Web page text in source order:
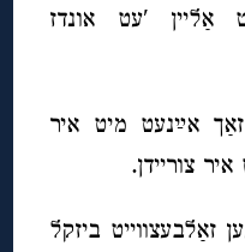
אַליין ′עט אונדז
אײַנעט מיט איר
צוריידן.
זאַלבעצווייט ביזקל